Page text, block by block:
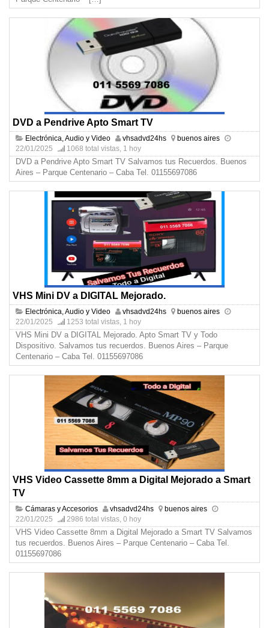
DVD a Pendrive Apto Smart TV
Electrónica, Audio y Video vhsadvd24hs
buenos aires
22/01/2025
1068 total vistas, 1 hoy
DVD a Pendrive Apto Smart TV Salvamos tus Recuerdos. Buenos
Aires – Parque Centenario – Caba Tel. 01155697086
VHS Mini DV a DIGITAL Mejorado.
Electrónica, Audio y Video vhsadvd24hs
buenos aires
22/01/2025
1253 total vistas, 1 hoy
VHS Mini DV a DIGITAL Mejorado. Apto Smart TV y Todo
Dispositivo. Salvamos tus recuerdos. Buenos Aires – Parque
Centenario – Caba Tel. 01155697086
VHS Video Cassette 8mm a Digital Mejorado a Smart
TV
Cámaras y Accesorios vhsadvd24hs
buenos aires
22/01/2025
2986 total vistas, 0 hoy
VHS Video Cassette 8mm a Digital Mejorado a Smart TV Salvamos
tus recuerdos. Buenos Aires – Parque Centenario – Caba Tel.
01155697086